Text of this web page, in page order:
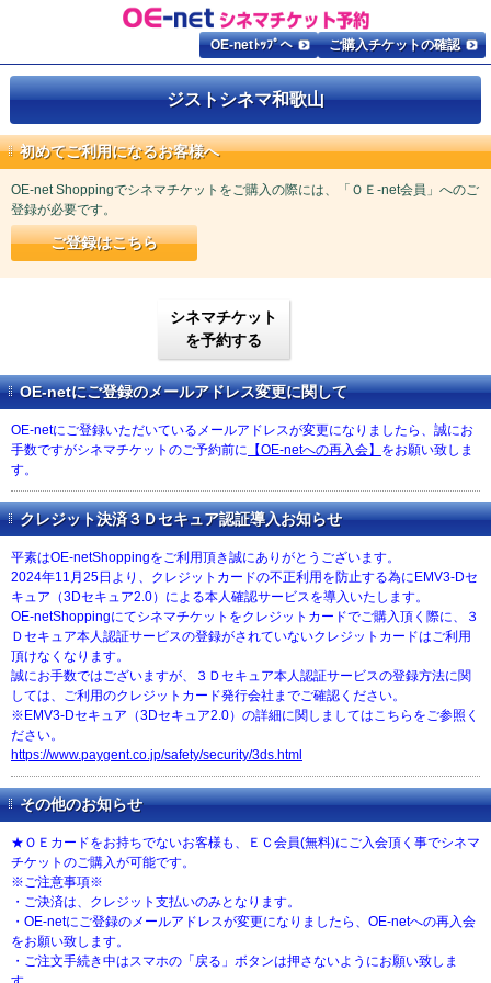
ご購入チケットの確認
OE-netﾄｯﾌﾟへ
ジストシネマ和歌山
初めてご利用になるお客様へ
OE-net Shoppingでシネマチケットをご購入の際には、「ＯＥ-net会員」へのご
登録が必要です。
ご登録はこちら
シネマチケット
を予約する
OE-netにご登録のメールアドレス変更に関して
OE-netにご登録いただいているメールアドレスが変更になりましたら、誠にお
手数ですがシネマチケットのご予約前に 【OE-netへの再入会】 をお願い致しま
す。
クレジット決済３Ｄセキュア認証導入お知らせ
平素はOE-netShoppingをご利用頂き誠にありがとうございます。
2024年11月25日より、クレジットカードの不正利用を防止する為にEMV3-Dセ
キュア（3Dセキュア2.0）による本人確認サービスを導入いたします。
OE-netShoppingにてシネマチケットをクレジットカードでご購入頂く際に、３
Ｄセキュア本人認証サービスの登録がされていないクレジットカードはご利用
頂けなくなります。
誠にお手数ではございますが、３Ｄセキュア本人認証サービスの登録方法に関
しては、ご利用のクレジットカード発行会社までご確認ください。
※EMV3-Dセキュア（3Dセキュア2.0）の詳細に関しましてはこちらをご参照く
ださい。
https://www.paygent.co.jp/safety/security/3ds.html
その他のお知らせ
★ＯＥカードをお持ちでないお客様も、ＥＣ会員(無料)にご入会頂く事でシネマ
チケットのご購入が可能です。
※ご注意事項※
・ご決済は、クレジット支払いのみとなります。
・OE-netにご登録のメールアドレスが変更になりましたら、OE-netへの再入会
をお願い致します。
・ご注文手続き中はスマホの「戻る」ボタンは押さないようにお願い致しま